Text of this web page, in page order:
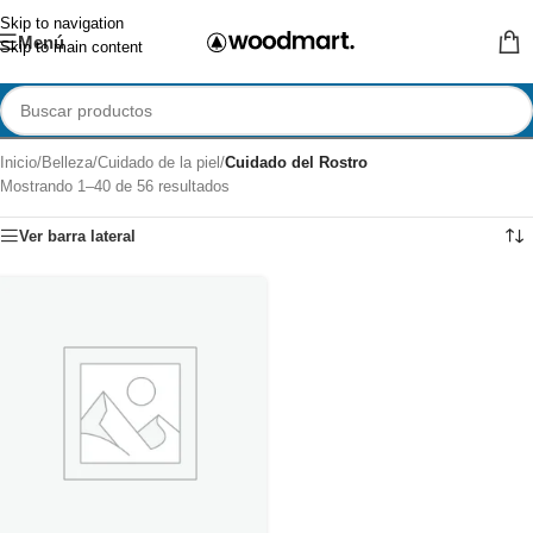
Skip to navigation
Skip to main content
Menú
Inicio/Belleza/Cuidado de la piel /Cuidado del Rostro
Mostrando 1–40 de 56 resultados
Ver barra lateral